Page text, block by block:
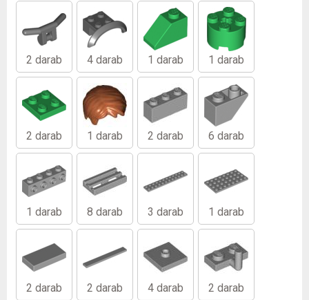
2 darab 4 darab 1 darab 1 darab
2 darab 1 darab 2 darab 6 darab
1 darab 8 darab 3 darab 1 darab
2 darab 2 darab 4 darab 2 darab